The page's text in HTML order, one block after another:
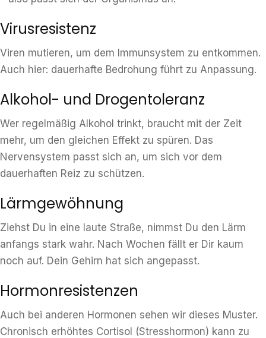
Virusresistenz
Viren mutieren, um dem Immunsystem zu entkommen.
Auch hier: dauerhafte Bedrohung führt zu Anpassung.
Alkohol- und Drogentoleranz
Wer regelmäßig Alkohol trinkt, braucht mit der Zeit
mehr, um den gleichen Effekt zu spüren. Das
Nervensystem passt sich an, um sich vor dem
dauerhaften Reiz zu schützen.
Lärmgewöhnung
Ziehst Du in eine laute Straße, nimmst Du den Lärm
anfangs stark wahr. Nach Wochen fällt er Dir kaum
noch auf. Dein Gehirn hat sich angepasst.
Hormonresistenzen
Auch bei anderen Hormonen sehen wir dieses Muster.
Chronisch erhöhtes Cortisol (Stresshormon) kann zu